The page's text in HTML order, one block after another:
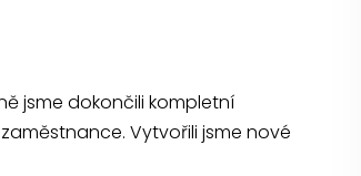
jsme dokončili kompletní
Vytvořili jsme nové